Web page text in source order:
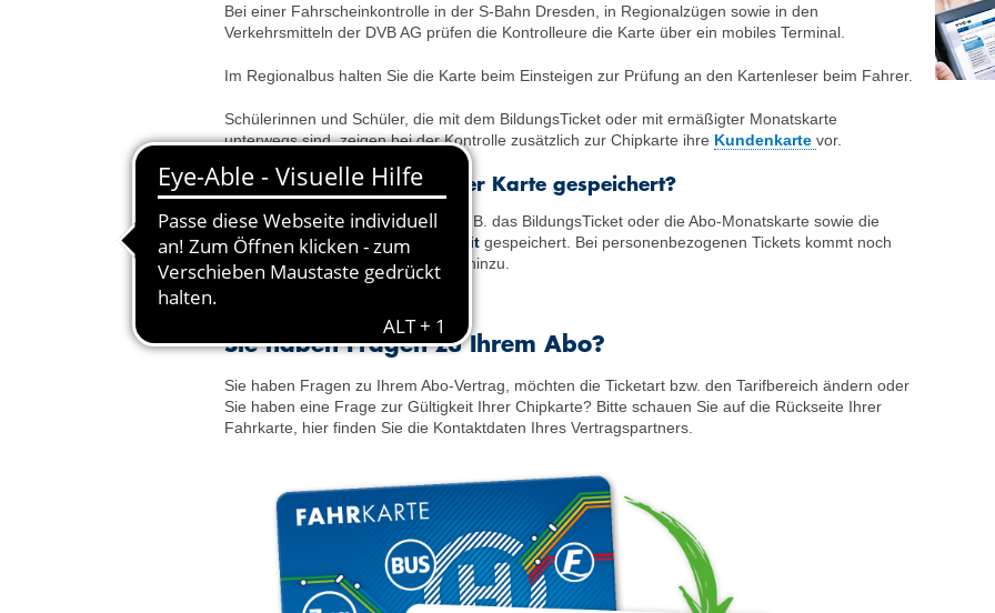
Bei einer Fahrscheinkontrolle in der S-Bahn Dresden, in Regionalzügen sowie in den
Verkehrsmitteln der DVB AG prüfen die Kontrolleure die Karte über ein mobiles Terminal.
Im Regionalbus halten Sie die Karte beim Einsteigen zur Prüfung an den Kartenleser beim Fahrer.
Schülerinnen und Schüler, die mit dem BildungsTicket oder mit ermäßigter Monatskarte
unterwegs sind, zeigen bei der Kontrolle zusätzlich zur Chipkarte ihre Kundenkarte vor.
Welche Daten sind auf der Karte gespeichert?
Auf der Karte sind dieTicketart
, z. B. das BildungsTicket oder die Abo-Monatskarte sowie die
räumliche und zeit­liche Gültigkeit gespeichert. Bei personen­bezogenen Tickets kommt noch
der Name in verschlüsselter Form hinzu.
Sie haben Fragen zu Ihrem Abo?
Sie haben Fragen zu Ihrem Abo-Vertrag, möchten die Ticketart bzw. den Tarifbereich ändern oder
Sie haben eine Frage zur Gültigkeit Ihrer Chipkarte? Bitte schauen Sie auf die Rückseite Ihrer
Fahrkarte, hier finden Sie die Kontaktdaten Ihres Vertragspartners.